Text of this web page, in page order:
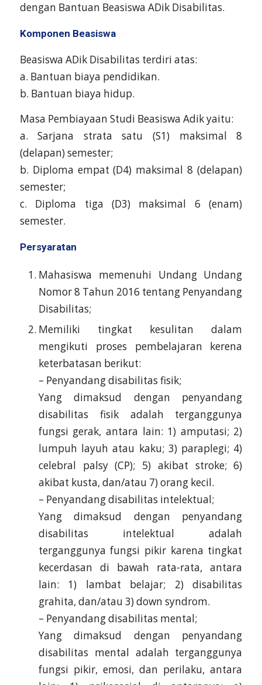
dengan Bantuan Beasiswa ADik Disabilitas.
Komponen Beasiswa
Beasiswa ADik Disabilitas terdiri atas:
a. Bantuan biaya pendidikan.
b. Bantuan biaya hidup.
Masa Pembiayaan Studi Beasiswa Adik yaitu:
a. Sarjana strata satu (S1) maksimal 8
(delapan) semester;
b. Diploma empat (D4) maksimal 8 (delapan)
semester;
c. Diploma tiga (D3) maksimal 6 (enam)
semester.
Persyaratan
Mahasiswa memenuhi Undang Undang
Nomor 8 Tahun 2016 tentang Penyandang
Disabilitas;
Memiliki tingkat kesulitan dalam
mengikuti proses pembelajaran kerena
keterbatasan berikut:
– Penyandang disabilitas fisik;
Yang dimaksud dengan penyandang
disabilitas fisik adalah terganggunya
fungsi gerak, antara lain: 1) amputasi; 2)
lumpuh layuh atau kaku; 3) paraplegi; 4)
celebral palsy (CP); 5) akibat stroke; 6)
akibat kusta, dan/atau 7) orang kecil.
– Penyandang disabilitas intelektual;
Yang dimaksud dengan penyandang
disabilitas intelektual adalah
terganggunya fungsi pikir karena tingkat
kecerdasan di bawah rata-rata, antara
lain: 1) lambat belajar; 2) disabilitas
grahita, dan/atau 3) down syndrom.
– Penyandang disabilitas mental;
Yang dimaksud dengan penyandang
disabilitas mental adalah terganggunya
fungsi pikir, emosi, dan perilaku, antara